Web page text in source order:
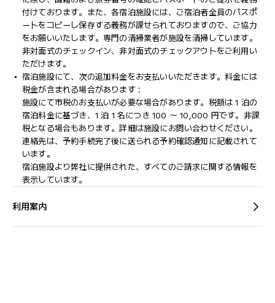
付け​ております。また、各宿泊施設には、ご宿泊者全員のパスポ
ートをコピーし保存する義務が課せられておりますの​で、ご協力
をお願いいたします。専門の清掃業者が施設を清掃しています。
非対面式のチェックイン、非対面式のチェックアウトをご利用い
ただけます。
宿泊施設にて、次の追加料金をお支払いいただきます。料金には
税金が含まれる場合があります :
施設にて市税のお支払いが必要な場合があります。税額は 1 泊の
宿泊料金に基づき、1 泊 1 名につき 100 ～ 10,000 円です。非課
税となる場合もあります。詳細は施設にお問い合わせください。
連絡先は、予約手続完了後に送られる予約確認通知に記載されて
います。
宿泊施設より弊社に提供された、すべてのご請求に関する情報を
表示しています。
利用案内